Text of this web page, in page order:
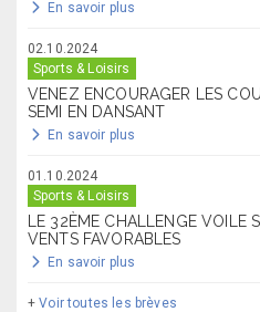
En savoir plus
02.10.2024
Sports & Loisirs
VENEZ ENCOURAGER LES
SEMI EN DANSANT
En savoir plus
01.10.2024
Sports & Loisirs
LE 32ÈME CHALLENGE VOILE
VENTS FAVORABLES
En savoir plus
+Voir toutes les brèves